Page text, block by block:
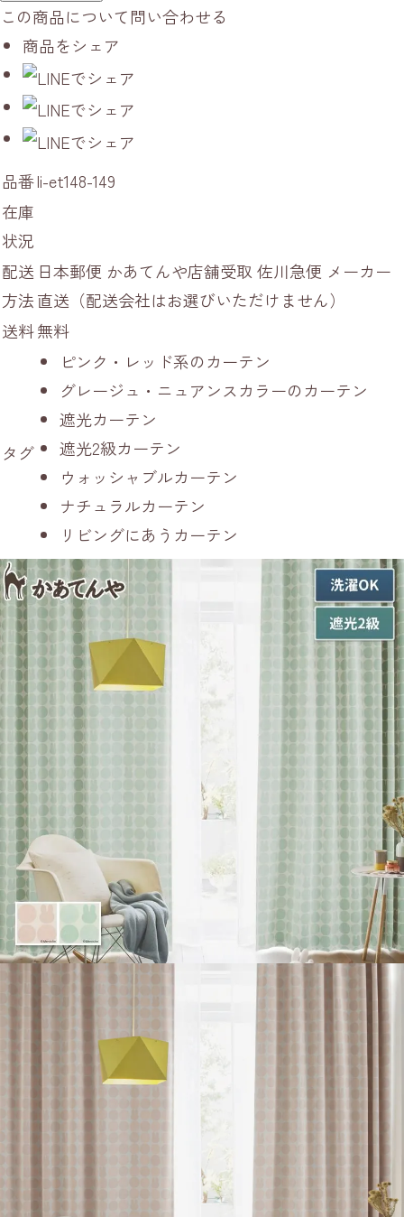
この商品について問い合わせる
商品をシェア
品番li-et148-149
在庫
状況
配送
方法
日本郵便 かあてんや店舗受取 佐川急便 メーカー
直送（配送会社はお選びいただけません）
送料無料
タグ
ピンク・レッド系のカーテン
グレージュ・ニュアンスカラーのカーテン
遮光カーテン
遮光2級カーテン
ウォッシャブルカーテン
ナチュラルカーテン
リビングにあうカーテン